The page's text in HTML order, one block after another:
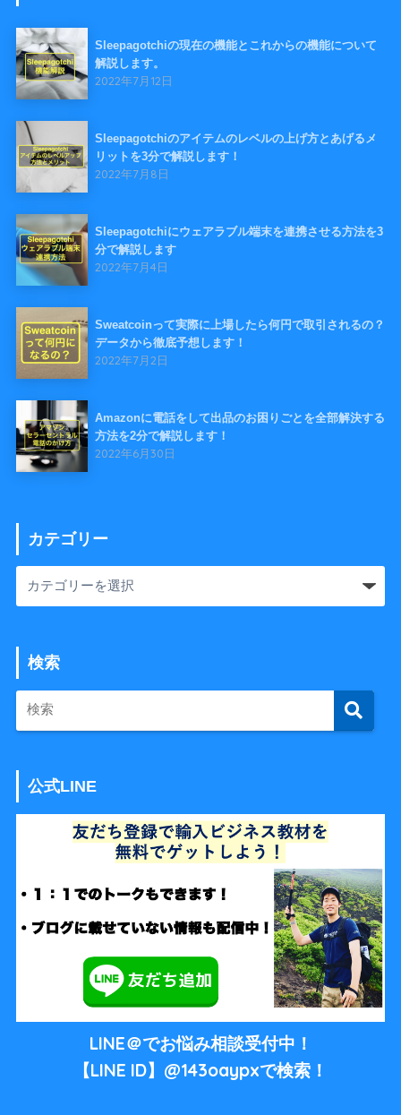
Sleepagotchiの現在の機能とこれからの機能について
解説します。
2022年7月12日
Sleepagotchiのアイテムのレベルの上げ方とあげるメ
リットを3分で解説します！
2022年7月8日
Sleepagotchiにウェアラブル端末を連携させる方法を3
分で解説します
2022年7月4日
Sweatcoinって実際に上場したら何円で取引されるの？
データから徹底予想します！
2022年7月2日
Amazonに電話をして出品のお困りごとを全部解決する
方法を2分で解説します！
2022年6月30日
カテゴリー
検索
公式LINE
LINE＠でお悩み相談受付中！
【LINE ID】@143oaypxで検索！